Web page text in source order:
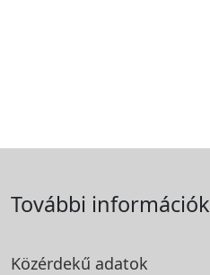
További információk
Közérdekű adatok